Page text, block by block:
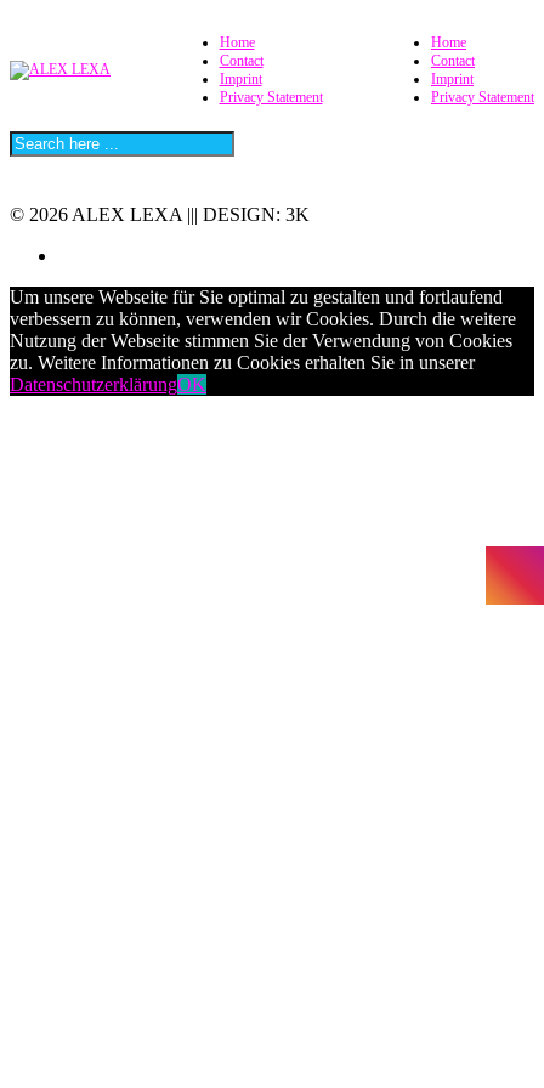
Home
Contact
Imprint
Privacy Statement
Home
Contact
Imprint
Privacy Statement
© 2026 ALEX LEXA ||| DESIGN: 3K
Um unsere Webseite für Sie optimal zu gestalten und fortlaufend
verbessern zu können, verwenden wir Cookies. Durch die weitere
Nutzung der Webseite stimmen Sie der Verwendung von Cookies
zu. Weitere Informationen zu Cookies erhalten Sie in unserer
DatenschutzerklärungOK